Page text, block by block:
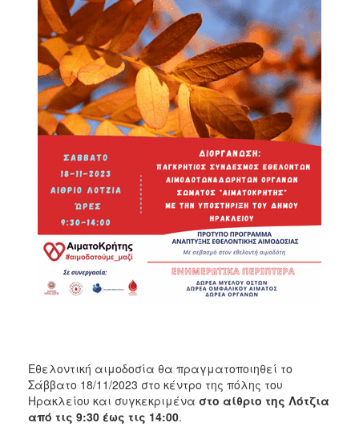
2010
2006
ΤΟΠΟΣ
ΠΟΛΙΤΙΣΜΟΣ
Εθελοντική αιμοδοσία θα πραγματοποιηθεί το
Σάββατο 18/11/2023 στο κέντρο της πόλης του
Ηρακλείου και συγκεκριμένα στο αίθριο της Λότζια
από τις 9:30 έως τις 14:00.